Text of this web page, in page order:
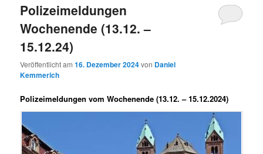
Polizeimeldungen
Wochenende (13.12. –
15.12.24)
Veröffentlicht am16. Dezember 2024von Daniel
Kemmerich
Polizeimeldungen vom Wochenende (13.12. – 15.12.2024)